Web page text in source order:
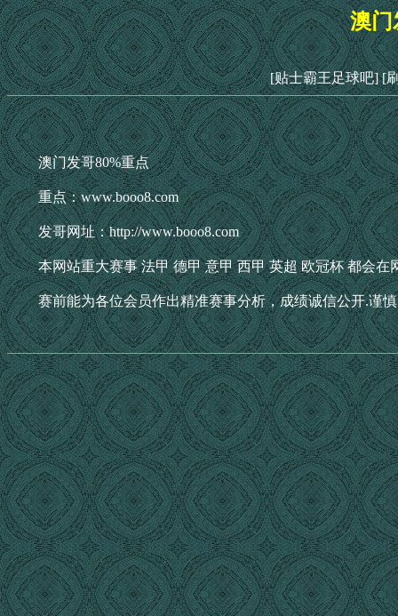
澳门
[贴士霸王足球吧] [
澳门发哥80%重点
重点：www.booo8.com
发哥网址：http://www.booo8.com
本网站重大赛事 法甲 德甲 意甲 西甲 英超 欧冠杯 都会
赛前能为各位会员作出精准赛事分析，成绩诚信公开.谨